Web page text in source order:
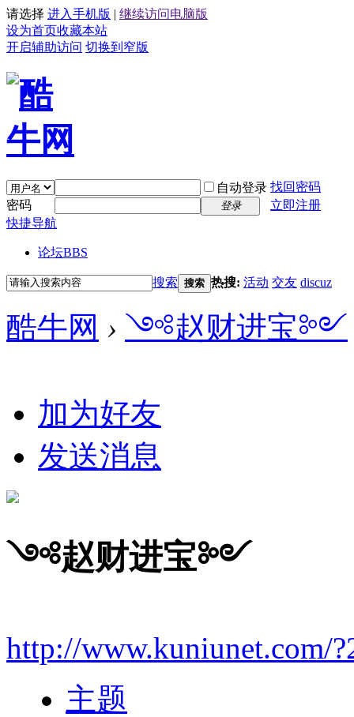
请选择 进入手机版 | 继续访问电脑版
设为首页收藏本站
开启辅助访问 切换到窄版
自动登录 找回密码
密码
登录
立即注册
快捷导航
论坛BBS
搜索 搜索 热搜: 活动 交友 discuz
酷牛网 › ༺赵财进宝༻
加为好友
发送消息
༺赵财进宝༻
http://www.kuniunet.com/
主题